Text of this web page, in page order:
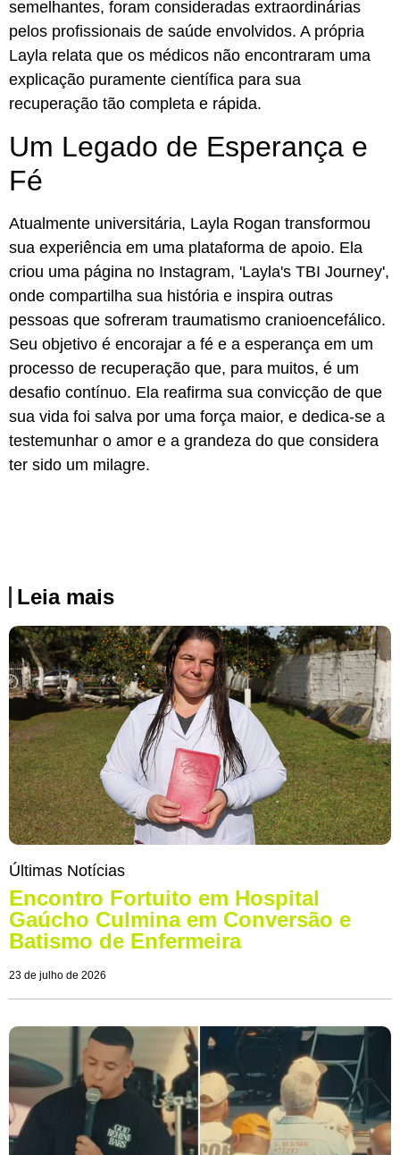
semelhantes, foram consideradas extraordinárias
pelos profissionais de saúde envolvidos. A própria
Layla relata que os médicos não encontraram uma
explicação puramente científica para sua
recuperação tão completa e rápida.
Um Legado de Esperança e
Fé
Atualmente universitária, Layla Rogan transformou
sua experiência em uma plataforma de apoio. Ela
criou uma página no Instagram, 'Layla's TBI Journey',
onde compartilha sua história e inspira outras
pessoas que sofreram traumatismo cranioencefálico.
Seu objetivo é encorajar a fé e a esperança em um
processo de recuperação que, para muitos, é um
desafio contínuo. Ela reafirma sua convicção de que
sua vida foi salva por uma força maior, e dedica-se a
testemunhar o amor e a grandeza do que considera
ter sido um milagre.
Leia mais
Últimas Notícias
Encontro Fortuito em Hospital
Gaúcho Culmina em Conversão e
Batismo de Enfermeira
23 de julho de 2026